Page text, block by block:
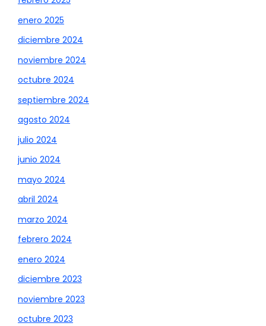
enero 2025
diciembre 2024
noviembre 2024
octubre 2024
septiembre 2024
agosto 2024
julio 2024
junio 2024
mayo 2024
abril 2024
marzo 2024
febrero 2024
enero 2024
diciembre 2023
noviembre 2023
octubre 2023